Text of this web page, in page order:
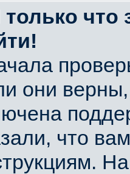
только что
они
что